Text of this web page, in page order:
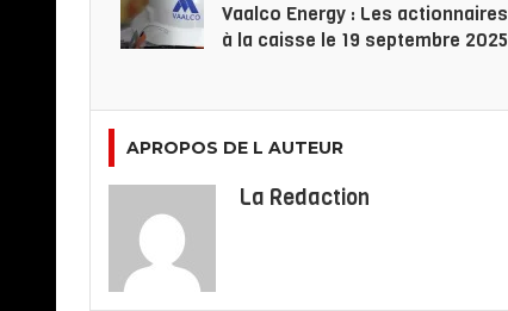
Vaalco Energy : Les actionnaires
à la caisse le 19 septembre 2025
APROPOS DE L AUTEUR
La Redaction